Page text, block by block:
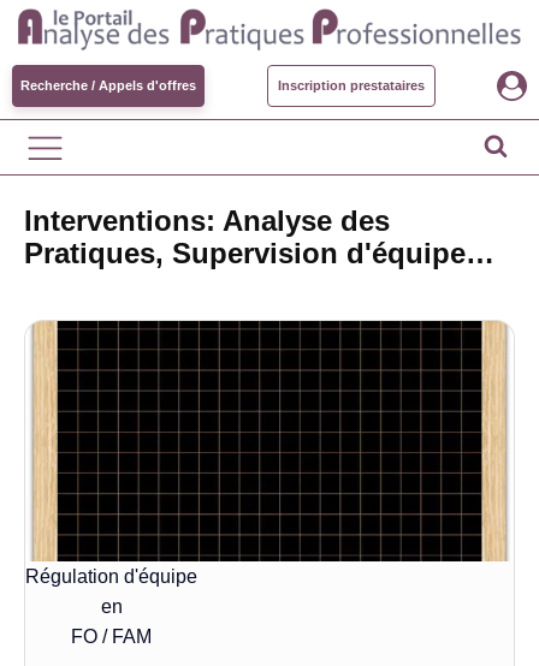
Recherche / Appels d'offres Inscription prestataires
Interventions: Analyse des
Pratiques, Supervision d'équipe…
Régulation d'équipe
en
FO / FAM